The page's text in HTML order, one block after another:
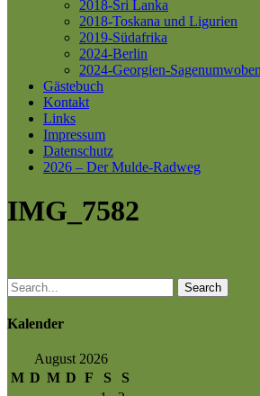
2018-Sri Lanka
2018-Toskana und Ligurien
2019-Südafrika
2024-Berlin
2024-Georgien-
Gästebuch
Kontakt
Links
Impressum
Datenschutz
2026 – Der Mulde-Radweg
IMG_7582
Search
Kalender
August 2026
M D M D F S
S